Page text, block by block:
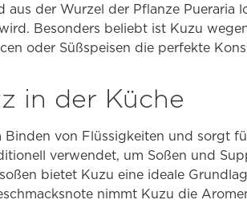
aus der Wurzel der Pflanze Pueraria
Besonders beliebt ist Kuzu
oder Süßspeisen die perfekte
in der Küche
von Flüssigkeiten und sorgt
verwendet, um Soßen und
bietet Kuzu eine ideale
nimmt Kuzu die